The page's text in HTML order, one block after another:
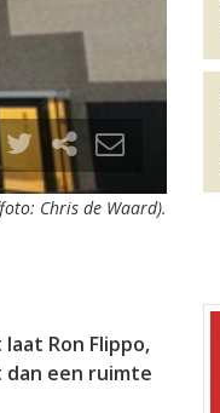
Chris de Waard).
Ron Flippo,
dan een ruimte